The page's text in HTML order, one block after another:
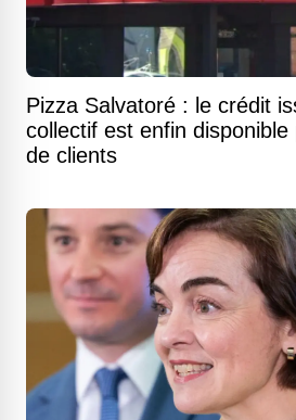
Pizza Salvatoré : le crédit
collectif est enfin
de clients